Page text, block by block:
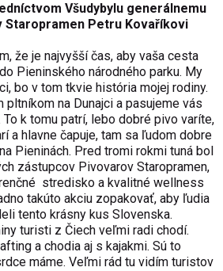
Všudybylu generálnemu
Petru Kovaříkovi
že je najvyšší čas, aby vaša cesta
Pieninského národného parku. My
bo v tom tkvie história mojej rodiny.
pltníkom na Dunajci a pasujeme vás
To k tomu patrí, lebo dobré pivo varíte,
a hlavne čapuje, tam sa ľudom dobre
Pieninách. Pred tromi rokmi tuná bol
zástupcov Pivovarov Staropramen,
stredisko a kvalitné wellness
takúto akciu zopakovať, aby ľudia
tento krásny kus Slovenska.
turisti z Čiech veľmi radi chodí.
a chodia aj s kajakmi. Sú to
máme. Veľmi rád tu vidím turistov